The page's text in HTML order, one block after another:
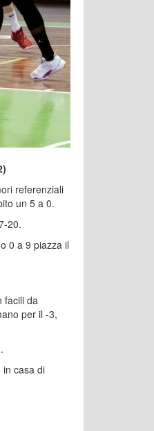
referenziali
un 5 a 0.
20.
0 a 9 piazza il
facili da
per il -3,
in casa di